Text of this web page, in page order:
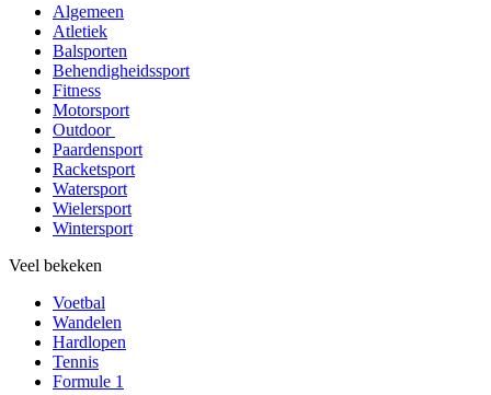
Algemeen
Atletiek
Balsporten
Behendigheidssport
Fitness
Motorsport
Outdoor
Paardensport
Racketsport
Watersport
Wielersport
Wintersport
Veel bekeken
Voetbal
Wandelen
Hardlopen
Tennis
Formule 1